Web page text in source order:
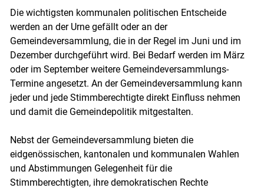
Die wichtigsten kommunalen politischen Entscheide
werden an der Urne gefällt oder an der
Gemeindeversammlung, die in der Regel im Juni und im
Dezember durchgeführt wird. Bei Bedarf werden im März
oder im September weitere Gemeindeversammlungs-
Termine angesetzt. An der Gemeindeversammlung kann
jeder und jede Stimmberechtigte direkt Einfluss nehmen
und damit die Gemeindepolitik mitgestalten.
Nebst der Gemeindeversammlung bieten die
eidgenössischen, kantonalen und kommunalen Wahlen
und Abstimmungen Gelegenheit für die
Stimmberechtigten, ihre demokratischen Rechte